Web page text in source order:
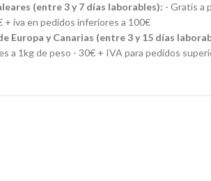
(entre 3 y 7 días laborables): - Gratis a
+ iva en pedidos inferiores a 100€
Europa y Canarias (entre 3 y 15 días
a 1kg de peso - 30€ + IVA para pedidos